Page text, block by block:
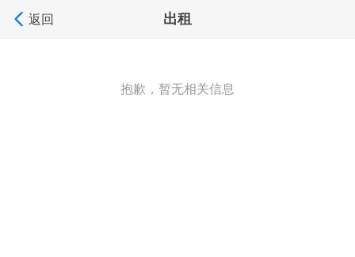
返回 出租
抱歉，暂无相关信息